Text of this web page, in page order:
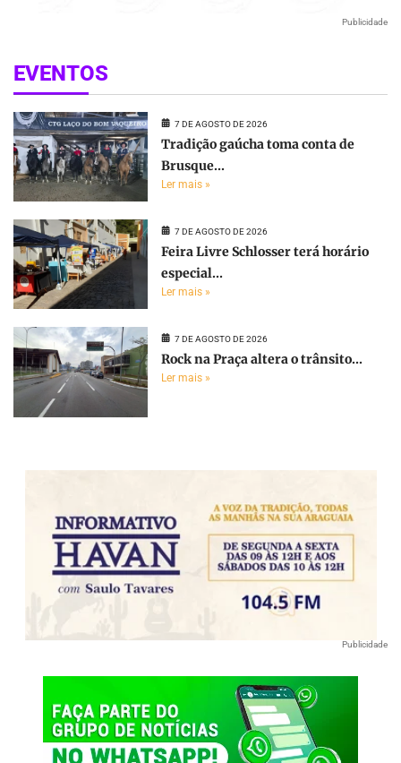
Publicidade
EVENTOS
7 DE AGOSTO DE 2026
Tradição gaúcha toma conta de
Brusque...
Ler mais »
7 DE AGOSTO DE 2026
Feira Livre Schlosser terá horário
especial...
Ler mais »
7 DE AGOSTO DE 2026
Rock na Praça altera o trânsito...
Ler mais »
Publicidade